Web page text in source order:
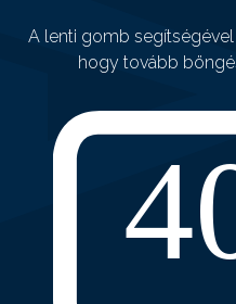
A lenti gomb segítségével
hogy tovább